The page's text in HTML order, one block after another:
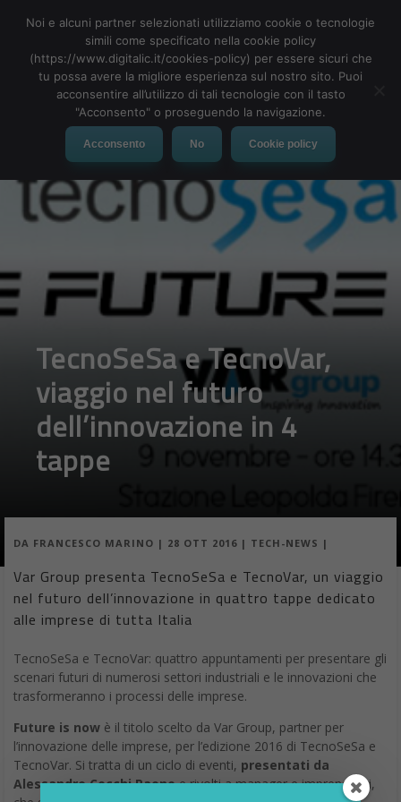
MENU
TecnoSeSa e TecnoVar,
viaggio nel futuro
dell’innovazione in 4
tappe
DA FRANCESCO MARINO | 28 OTT 2016 | TECH-NEWS |
Var Group presenta TecnoSeSa e TecnoVar, un viaggio
nel futuro dell’innovazione in quattro tappe dedicato
alle imprese di tutta Italia
TecnoSeSa e TecnoVar: quattro appuntamenti per presentare gli
scenari futuri di numerosi settori industriali e le innovazioni che
trasformeranno i processi delle imprese.
Future is now è il titolo scelto da Var Group, partner per
l’innovazione delle imprese, per l’edizione 2016 di TecnoSeSa e
TecnoVar. Si tratta di un ciclo di eventi, presentati da
Alessandro Cecchi Paonee rivolti a manager e imprenditori,
Noi e alcuni partner selezionati utilizziamo cookie o tecnologie
simili come specificato nella cookie policy
(https://www.digitalic.it/cookies-policy) per essere sicuri che
tu possa avere la migliore esperienza sul nostro sito. Puoi
acconsentire all’utilizzo di tali tecnologie con il tasto
"Acconsento" o proseguendo la navigazione.
Acconsento No Cookie policy